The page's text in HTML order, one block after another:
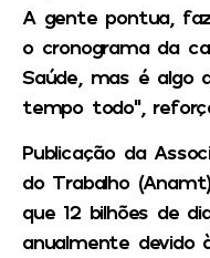
A gente pontua,
o cronograma da
Saúde, mas é
tempo todo”,
Publicação da
do Trabalho
que 12 bilhões de
anualmente devido